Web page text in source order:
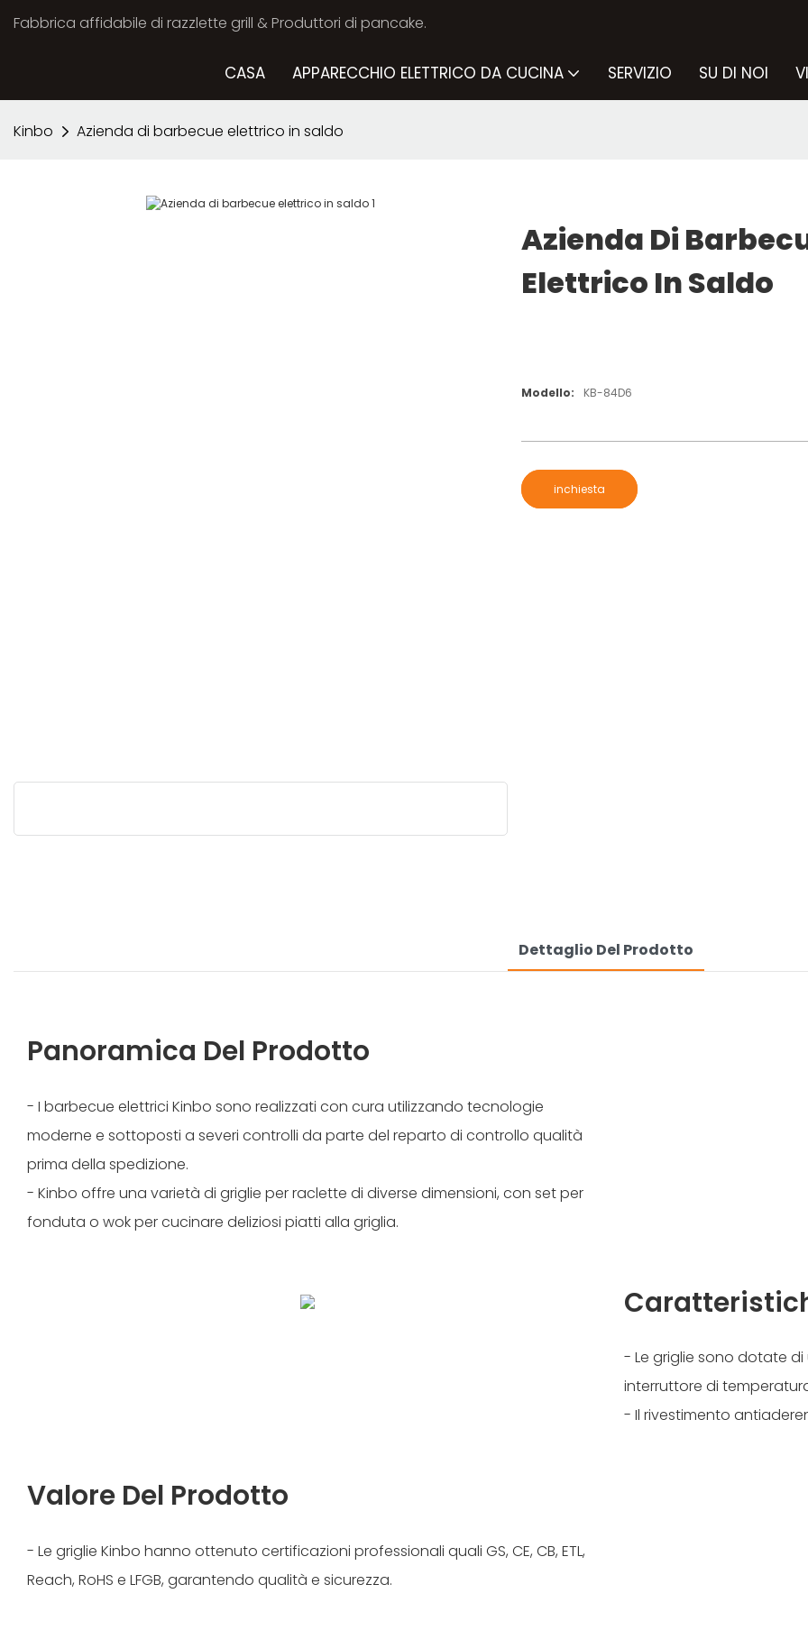
Fabbrica affidabile di razzlette grill & Produttori di pancake.
CASA APPARECCHIO ELETTRICO DA CUCINA SERVIZIO SU DI NOI
Kinbo Azienda di barbecue elettrico in saldo
Azienda Di
Elettrico In Saldo
Modello: KB-84D6
inchiesta
Dettaglio Del Prodotto
Panoramica Del Prodotto
- I barbecue elettrici Kinbo sono realizzati con cura utilizzando tecnologie
moderne e sottoposti a severi controlli da parte del reparto di controllo qualità
prima della spedizione.
- Kinbo offre una varietà di griglie per raclette di diverse dimensioni, con set per
fonduta o wok per cucinare deliziosi piatti alla griglia.
- Le griglie sono dotate
interruttore di
- Il rivestimento
Valore Del Prodotto
- Le griglie Kinbo hanno ottenuto certificazioni professionali quali GS, CE, CB, ETL,
Reach, RoHS e LFGB, garantendo qualità e sicurezza.